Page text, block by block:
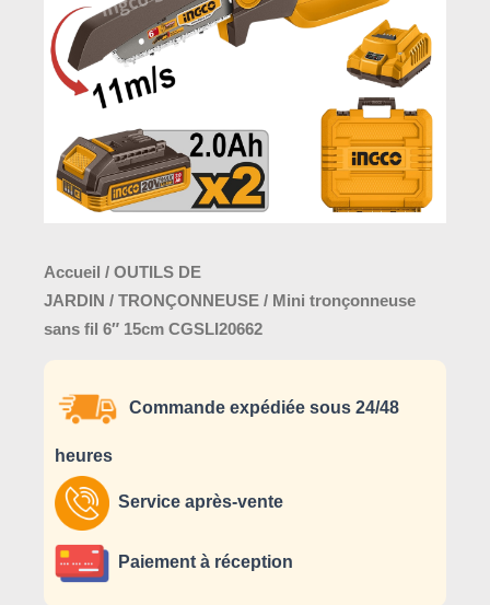
Accueil / OUTILS DE
JARDIN / TRONÇONNEUSE / Mini tronçonneuse
sans fil 6″ 15cm CGSLI20662
Commande expédiée sous 24/48
heures
Service après-vente
Paiement à réception
15cm
CGSLI20662